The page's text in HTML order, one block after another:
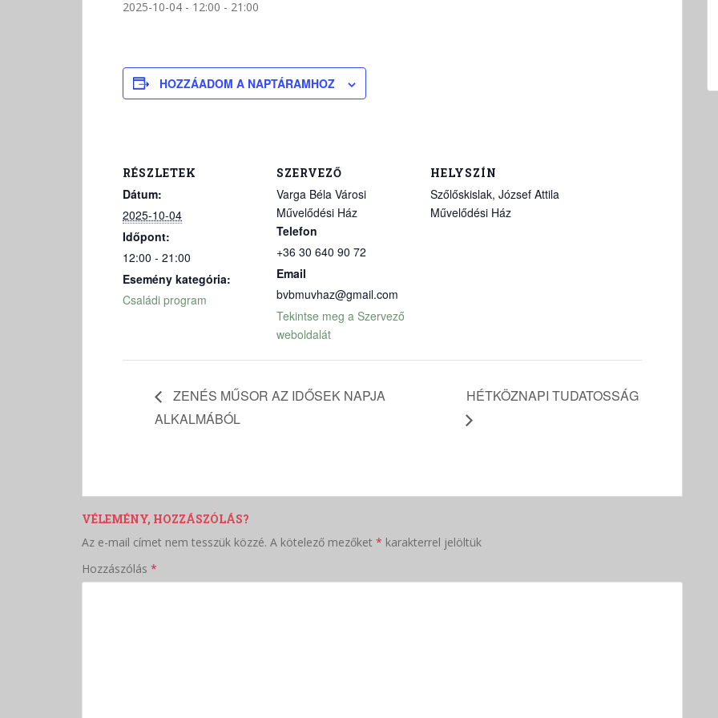
2025-10-04 - 12:00 - 21:00
HOZZÁADOM A NAPTÁRAMHOZ
RÉSZLETEK
Dátum:
2025-10-04
Időpont:
12:00 - 21:00
Esemény kategória:
Családi program
SZERVEZŐ
Varga Béla Városi
Művelődési Ház
Telefon
+36 30 640 90 72
Email
bvbmuvhaz@gmail.com
Tekintse meg a Szervező
weboldalát
HELYSZÍN
Szőlőskislak, József Attila
Művelődési Ház
ZENÉS MŰSOR AZ IDŐSEK NAPJA
ALKALMÁBÓL
HÉTKÖZNAPI TUDATOSSÁG
VÉLEMÉNY, HOZZÁSZÓLÁS?
Az e-mail címet nem tesszük közzé. A kötelező mezőket * karakterrel jelöltük
Hozzászólás *